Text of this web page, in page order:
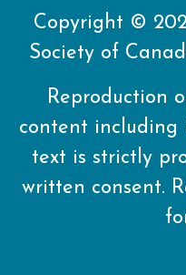
Copyright ©
Society of
Reproduction
content including
text is strictly
written consent.